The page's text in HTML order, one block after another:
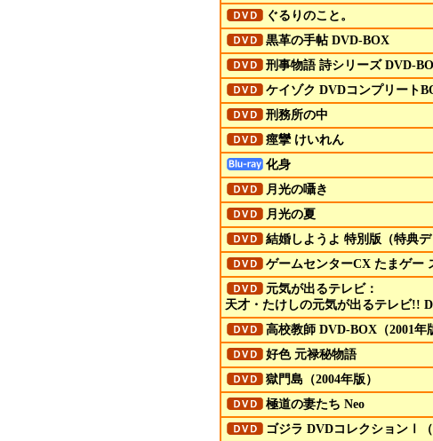
ぐるりのこと。
黒革の手帖 DVD-BOX
刑事物語 詩シリーズ DVD-
ケイゾク DVDコンプリート
刑務所の中
痙攣 けいれん
化身
月光の囁き
月光の夏
結婚しようよ 特別版（特典デ
ゲームセンターCX たまゲー
元気が出るテレビ：
天才・たけしの元気が出るテレビ!!
高校教師 DVD-BOX（2001年
好色 元禄秘物語
獄門島（2004年版）
極道の妻たち Neo
ゴジラ DVDコレクションⅠ（